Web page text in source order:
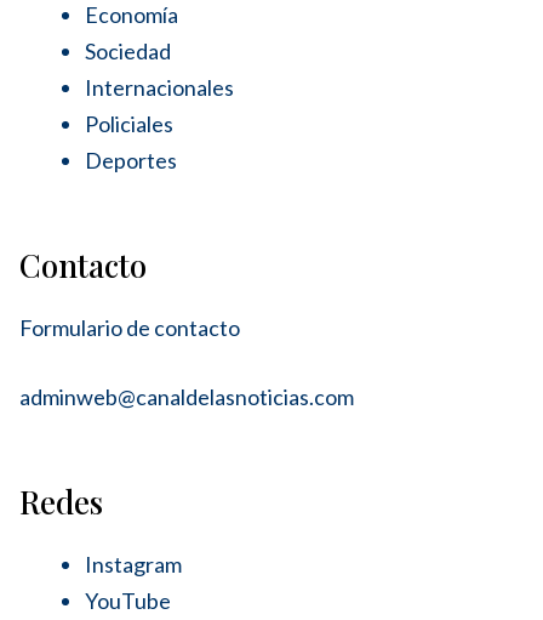
Economía
Sociedad
Internacionales
Policiales
Deportes
Contacto
Formulario de contacto
adminweb@canaldelasnoticias.com
Redes
Instagram
YouTube